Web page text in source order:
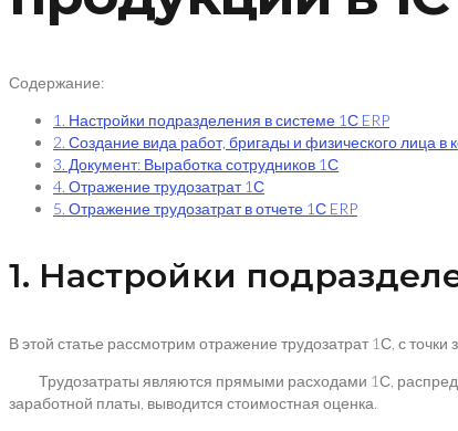
Содержание:
1. Настройки подразделения в системе 1С ERP
2. Создание вида работ, бригады и физического лица
3. Документ: Выработка сотрудников 1С
4. Отражение трудозатрат 1С
5. Отражение трудозатрат в отчете 1С ERP
1. Настройки
В этой статье рассмотрим отражение трудозатрат 1С, с
Трудозатраты являются прямыми расходами 1С,
заработной платы, выводится стоимостная оценка.